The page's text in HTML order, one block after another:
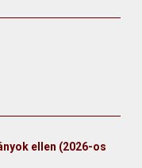
ellen (2026-os